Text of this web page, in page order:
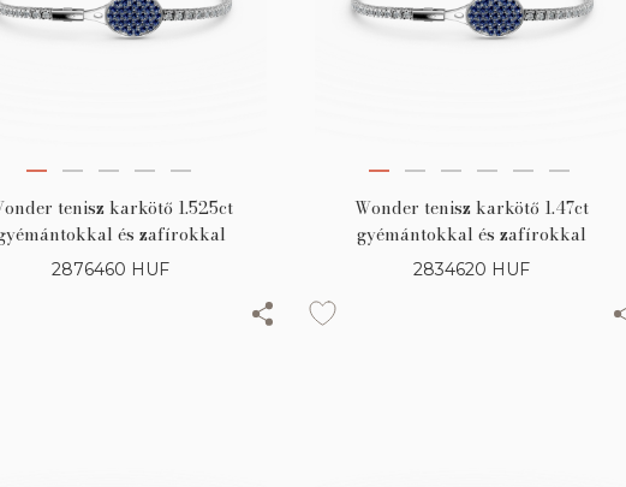
tenisz karkötő 1.525ct
és zafírokkal
2876460 HUF
Wonder tenisz karkötő 1.47ct
gyémántokkal és zafírokkal
2834620 HUF